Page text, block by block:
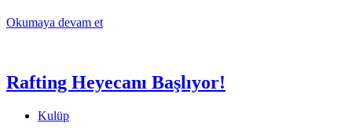
Okumaya devam et
Rafting Heyecanı Başlıyor!
Kulüp